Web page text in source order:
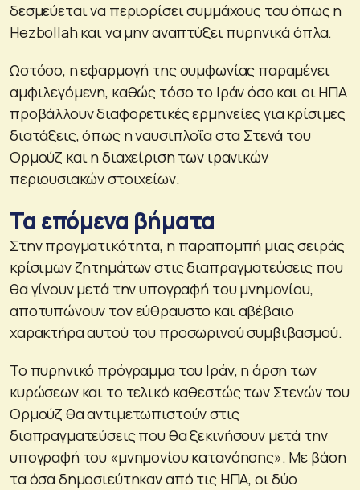
δεσμεύεται να περιορίσει συμμάχους του όπως η
Hezbollah και να μην αναπτύξει πυρηνικά όπλα.
Ωστόσο, η εφαρμογή της συμφωνίας παραμένει
αμφιλεγόμενη, καθώς τόσο το Ιράν όσο και οι ΗΠΑ
προβάλλουν διαφορετικές ερμηνείες για κρίσιμες
διατάξεις, όπως η ναυσιπλοΐα στα Στενά του
Ορμούζ και η διαχείριση των ιρανικών
περιουσιακών στοιχείων.
Τα επόμενα βήματα
Στην πραγματικότητα, η παραπομπή μιας σειράς
κρίσιμων ζητημάτων στις διαπραγματεύσεις που
θα γίνουν μετά την υπογραφή του μνημονίου,
αποτυπώνουν τον εύθραυστο και αβέβαιο
χαρακτήρα αυτού του προσωρινού συμβιβασμού.
Το πυρηνικό πρόγραμμα του Ιράν, η άρση των
κυρώσεων και το τελικό καθεστώς των Στενών του
Ορμούζ θα αντιμετωπιστούν στις
διαπραγματεύσεις που θα ξεκινήσουν μετά την
υπογραφή του «μνημονίου κατανόησης». Με βάση
τα όσα δημοσιεύτηκαν από τις ΗΠΑ, οι δύο